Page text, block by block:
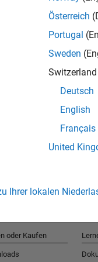
Österreich
Portugal
Sweden
Switzerland
Deutsch
English
Français
United
Ihrer lokalen
oder Kaufen